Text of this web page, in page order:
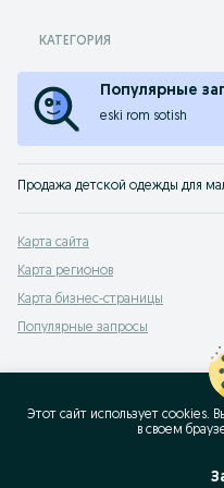
КАТЕГОРИЯ
Популярные
eski rom sotish
Карта сайта
Карта регионов
Карта бизнес-страницы
Популярные запросы
Этот сайт использует cookies.
в своeм